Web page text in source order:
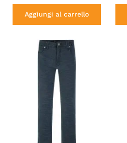
Aggiungi al carrello